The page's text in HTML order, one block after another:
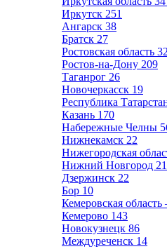
Иркутск 251
Ангарск 38
Братск 27
Ростовская область
Ростов-на-Дону 209
Таганрог 26
Новочеркасск 19
Республика
Казань 170
Набережные Челны
Нижнекамск 22
Нижегородская
Нижний Новгород
Дзержинск 22
Бор 10
Кемеровская
Кемерово 143
Новокузнецк 86
Междуреченск 14